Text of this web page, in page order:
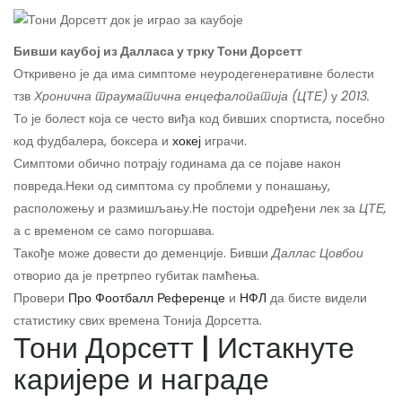
Бивши каубој из Далласа у трку Тони Дорсетт
Откривено је да има симптоме неуродегенеративне болести
тзв Хронична трауматична енцефалопатија (ЦТЕ) у 2013.
То је болест која се често виђа код бивших спортиста, посебно
код фудбалера, боксера и хокеј играчи.
Симптоми обично потрају годинама да се појаве након
повреда.Неки од симптома су проблеми у понашању,
расположењу и размишљању.Не постоји одређени лек за ЦТЕ,
а с временом се само погоршава.
Такође може довести до деменције. БившиДаллас Цовбои
отворио да је претрпео губитак памћења.
Провери Про Фоотбалл Референце и НФЛ да бисте видели
статистику свих времена Тонија Дорсетта.
Тони Дорсетт | Истакнуте
каријере и награде